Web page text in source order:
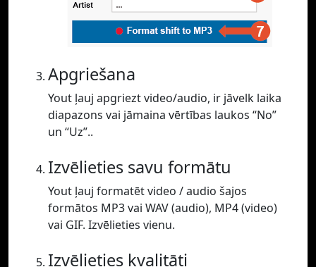
Apgriešana
Yout ļauj apgriezt video/audio, ir jāvelk laika
diapazons vai jāmaina vērtības laukos “No”
un “Uz”..
Izvēlieties savu formātu
Yout ļauj formatēt video / audio šajos
formātos MP3 vai WAV (audio), MP4 (video)
vai GIF. Izvēlieties vienu.
Izvēlieties kvalitāti